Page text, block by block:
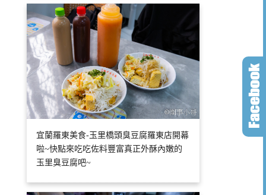
宜蘭羅東美食-玉里橋頭臭豆腐羅東店開幕
啦~快點來吃吃佐料豐富真正外酥內嫩的
玉里臭豆腐吧~